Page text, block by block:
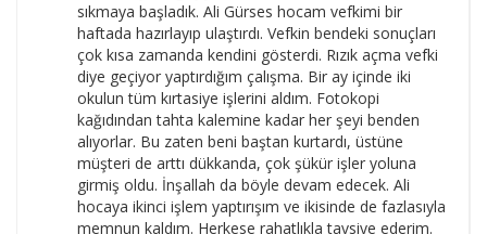
sıkmaya başladık. Ali Gürses hocam vefkimi bir
haftada hazırlayıp ulaştırdı. Vefkin bendeki sonuçları
çok kısa zamanda kendini gösterdi. Rızık açma vefki
diye geçiyor yaptırdığım çalışma. Bir ay içinde iki
okulun tüm kırtasiye işlerini aldım. Fotokopi
kağıdından tahta kalemine kadar her şeyi benden
alıyorlar. Bu zaten beni baştan kurtardı, üstüne
müşteri de arttı dükkanda, çok şükür işler yoluna
girmiş oldu. İnşallah da böyle devam edecek. Ali
hocaya ikinci işlem yaptırışım ve ikisinde de fazlasıyla
memnun kaldım. Herkese rahatlıkla tavsiye ederim.